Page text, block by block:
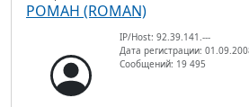
РОМАН (ROMAN)
IP/Host: 92.39.141.---
Дата регистрации:
Сообщений: 19 495